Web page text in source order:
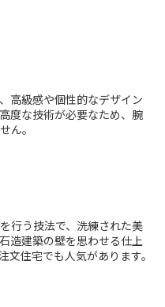
高級感や個性的なデザイン
度な技術が必要なため、腕
ん。
行う技法で、洗練された美
造建築の壁を思わせる仕上
住宅でも人気があります。